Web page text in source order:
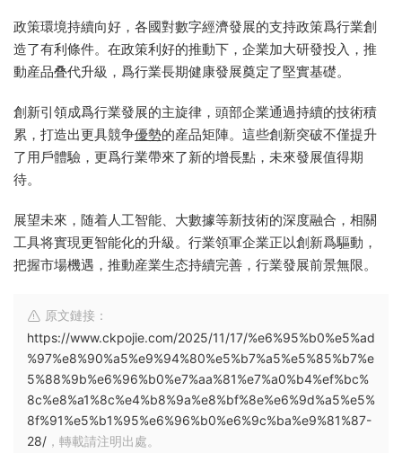
政策環境持續向好，各國對數字經濟發展的支持政策爲行業創
造了有利條件。在政策利好的推動下，企業加大研發投入，推
動産品叠代升級，爲行業長期健康發展奠定了堅實基礎。
創新引領成爲行業發展的主旋律，頭部企業通過持續的技術積
累，打造出更具競争優勢的産品矩陣。這些創新突破不僅提升
了用戶體驗，更爲行業帶來了新的增長點，未來發展值得期
待。
展望未來，随着人工智能、大數據等新技術的深度融合，相關
工具将實現更智能化的升級。行業領軍企業正以創新爲驅動，
把握市場機遇，推動産業生态持續完善，行業發展前景無限。
原文鏈接：
https://www.ckpojie.com/2025/11/17/%e6%95%b0%e5%ad
%97%e8%90%a5%e9%94%80%e5%b7%a5%e5%85%b7%e
5%88%9b%e6%96%b0%e7%aa%81%e7%a0%b4%ef%bc%
8c%e8%a1%8c%e4%b8%9a%e8%bf%8e%e6%9d%a5%e5%
8f%91%e5%b1%95%e6%96%b0%e6%9c%ba%e9%81%87-
28/ ，轉載請注明出處。